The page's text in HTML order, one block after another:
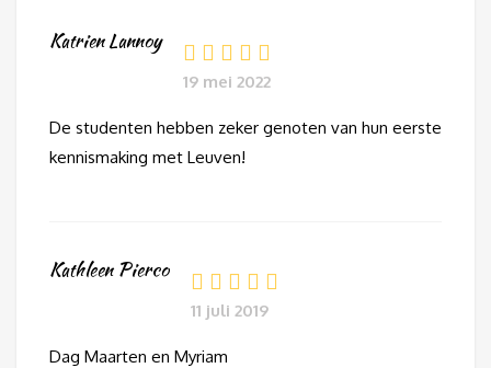
Katrien Lannoy
19 mei 2022
De studenten hebben zeker genoten van hun eerste
kennismaking met Leuven!
Kathleen Pierco
11 juli 2019
Dag Maarten en Myriam